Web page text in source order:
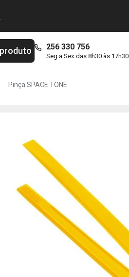
256 330 756
Seg a Sex das 8h30 às 17h30
Pinça SPACE TONE